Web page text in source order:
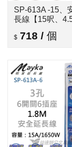
SP-613A -15、
長線【15呎、
718 / 個